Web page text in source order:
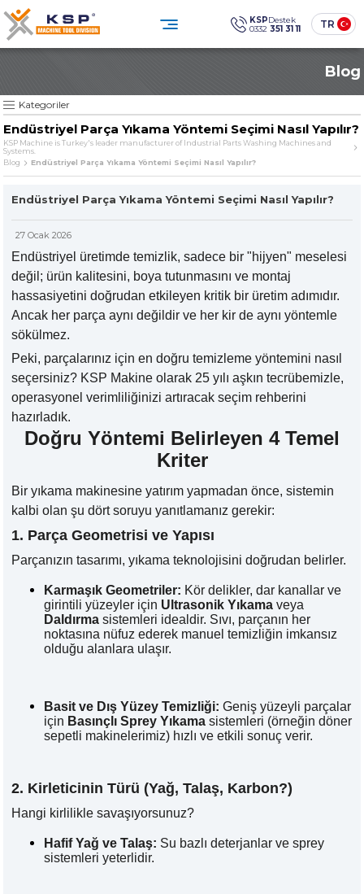
×
teknoloji ve sürdürülebilirlik.
ÜRÜN GRUPLARIMIZ
» Standart Endüstriyel Parça Yıkama Makineleri
» Solventli Endüstriyel Parça Yıkama Makineleri
» Diğer Makine ve Ekipmanlar
Ürünler
Çözümler
Sektörler
Medya Merkezi
İletişim
Tüm hakkı saklıdır. Sitemizde kullanılan tüm içerik ve görseller
KSP Machine'a ait olup izinsiz kullanımı hukuki yaptırıma tabidir.
KSPDestek
0332 351 31 11 TR
Blog
×
KSP MACHINEKATEGORİLER » Solventli Endüstriyel Parça Yıkama Makineleri
» Diğer Makine ve Ekipmanlar
» Tüm Ürünler
SINCE
The quality is our
Sine qua non
principle
TOOL DIVISIONKSP MACHINE
» Hakkımızda
» Hassas Temizlik
» Çözüm Ortağı
» Değerlerimiz
» Sektörler
» Medya Merkezi
» Referanslar
» Üretim
» Kariyer
» İletişim
özel müşteriler için, nitelikli çözümler
KSP MACHINEMEDYA
» Haber & Fuar
» Video Galeri
Kategoriler
Endüstriyel Parça Yıkama Yöntemi Seçimi Nasıl Yapılır?
KSP Machine is Turkey's leader manufacturer of Industrial Parts Washing Machines and
Systems.
Blog
Endüstriyel Parça Yıkama Yöntemi Seçimi Nasıl Yapılır?
Endüstriyel Parça Yıkama Yöntemi Seçimi Nasıl Yapılır?
27 Ocak 2026
Endüstriyel üretimde temizlik, sadece bir "hijyen" meselesi
değil; ürün kalitesini, boya tutunmasını ve montaj
hassasiyetini doğrudan etkileyen kritik bir üretim adımıdır.
Ancak her parça aynı değildir ve her kir de aynı yöntemle
sökülmez.
Peki, parçalarınız için en doğru temizleme yöntemini nasıl
seçersiniz? KSP Makine olarak 25 yılı aşkın tecrübemizle,
operasyonel verimliliğinizi artıracak seçim rehberini
hazırladık.
Doğru Yöntemi Belirleyen 4 Temel
Kriter
Bir yıkama makinesine yatırım yapmadan önce, sistemin
kalbi olan şu dört soruyu yanıtlamanız gerekir:
1. Parça Geometrisi ve Yapısı
Parçanızın tasarımı, yıkama teknolojisini doğrudan belirler.
Karmaşık Geometriler: Kör delikler, dar kanallar ve
girintili yüzeyler için Ultrasonik Yıkama veya
Daldırma sistemleri idealdir. Sıvı, parçanın her
noktasına nüfuz ederek manuel temizliğin imkansız
olduğu alanlara ulaşır.
Basit ve Dış Yüzey Temizliği: Geniş yüzeyli parçalar
için Basınçlı Sprey Yıkama sistemleri (örneğin döner
sepetli makinelerimiz) hızlı ve etkili sonuç verir.
2. Kirleticinin Türü (Yağ, Talaş, Karbon?)
Hangi kirlilikle savaşıyorsunuz?
Hafif Yağ ve Talaş: Su bazlı deterjanlar ve sprey
sistemleri yeterlidir.